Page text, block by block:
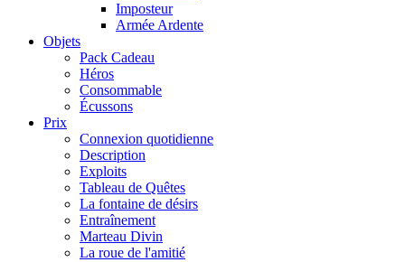
Imposteur
Armée Ardente
Objets
Pack Cadeau
Héros
Consommable
Écussons
Prix
Connexion quotidienne
Description
Exploits
Tableau de Quêtes
La fontaine de désirs
Entraînement
Marteau Divin
La roue de l'amitié